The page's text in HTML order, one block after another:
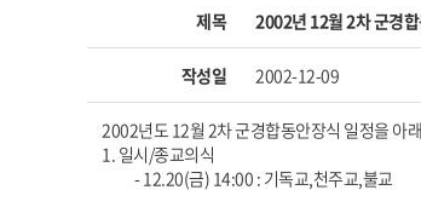
제목 2002년 12월 2차 군경
작성일 2002-12-09
2002년도 12월 2차 군경합동안장식 일정을 아
1. 일시/종교의식
- 12.20(금) 14:00 : 기독교,천주교,불교